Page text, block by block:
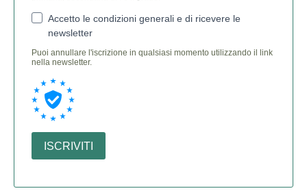
Accetto le condizioni generali e di ricevere le
newsletter
Puoi annullare l'iscrizione in qualsiasi momento utilizzando il link
nella newsletter.
ISCRIVITI